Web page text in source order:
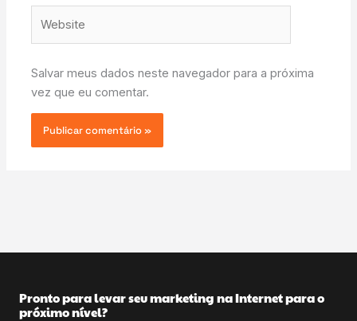
Salvar meus dados neste navegador para a próxima
vez que eu comentar.
Pronto para levar seu marketing na Internet para o
próximo nível?